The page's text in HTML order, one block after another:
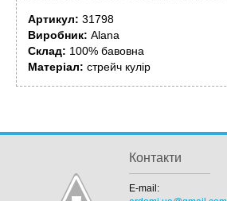
Артикул: 31798
Виробник: Alana
Склад: 100% бавовна
Матеріал: стрейч кулір
Контакти
E-mail: